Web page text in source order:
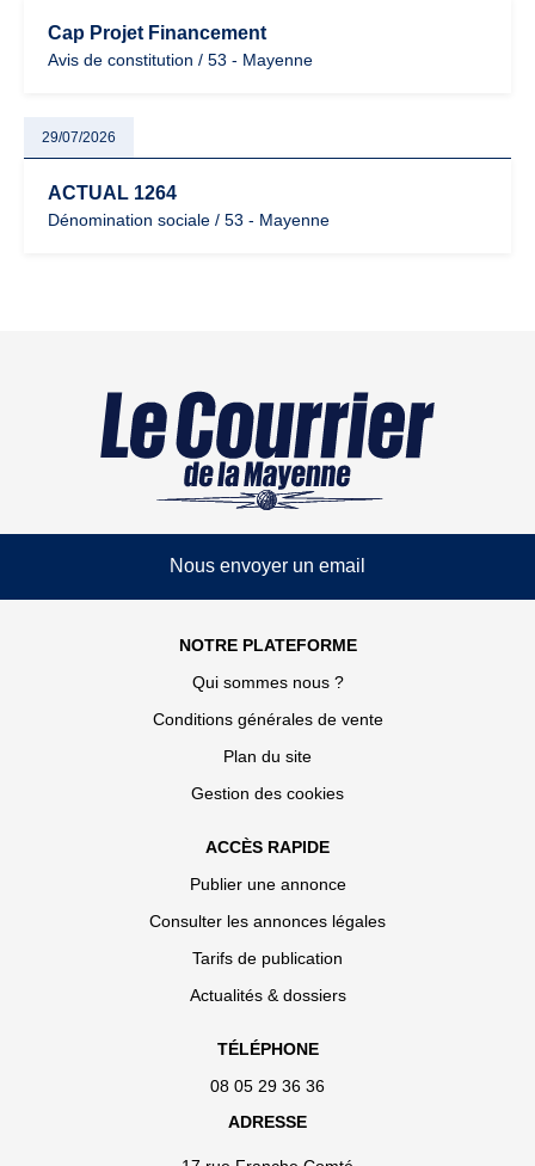
Cap Projet Financement
Avis de constitution / 53 - Mayenne
29/07/2026
ACTUAL 1264
Dénomination sociale / 53 - Mayenne
Nous envoyer un email
NOTRE PLATEFORME
Qui sommes nous ?
Conditions générales de vente
Plan du site
Gestion des cookies
ACCÈS RAPIDE
Publier une annonce
Consulter les annonces légales
Tarifs de publication
Actualités & dossiers
TÉLÉPHONE
08 05 29 36 36
ADRESSE